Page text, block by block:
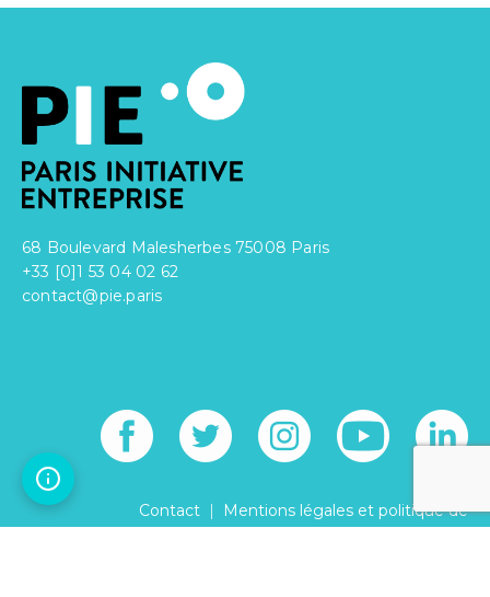
68 Boulevard Malesherbes 75008 Paris
+33 [0]1 53 04 02 62
contact@pie.paris
Contact |
Mentions légales et politique de